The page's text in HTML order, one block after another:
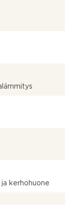
kerhohuone